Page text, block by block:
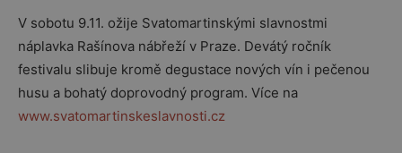
V sobotu 9.11. ožije Svatomartinskými slavnostmi
náplavka Rašínova nábřeží v Praze. Devátý ročník
festivalu slibuje kromě degustace nových vín i pečenou
husu a bohatý doprovodný program. Více na
www.svatomartinskeslavnosti.cz